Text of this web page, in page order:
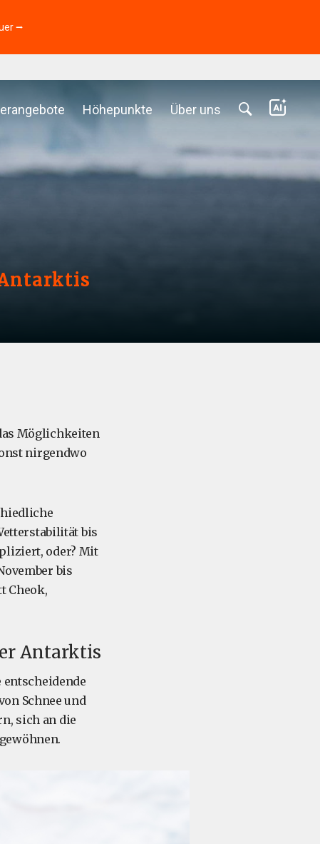
⭢
Höhepunkte Über uns
Möglichkeiten
nirgendwo
bis
oder? Mit
bis
Cheok,
Antarktis
Schnee und
sich an die